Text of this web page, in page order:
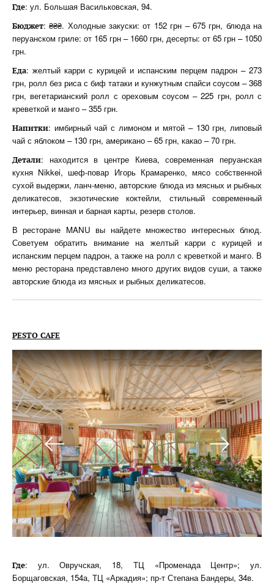
Где: ул. Большая Васильковская, 94.
Бюджет: ₴₴₴. Холодные закуски: от 152 грн – 675 грн, блюда на
перуанском гриле: от 165 грн – 1660 грн, десерты: от 65 грн – 1050
грн.
Еда: желтый карри с курицей и испанским перцем падрон – 273
грн, ролл без риса с биф татаки и кунжутным спайси соусом – 368
грн, вегетарианский ролл с ореховым соусом – 225 грн, ролл с
креветкой и манго – 355 грн.
Напитки: имбирный чай с лимоном и мятой – 130 грн, липовый
чай с яблоком – 130 грн, американо – 65 грн, какао – 70 грн.
Детали: находится в центре Киева, современная перуанская
кухня Nikkei, шеф-повар Игорь Крамаренко, мясо собственной
сухой выдержи, ланч-меню, авторские блюда из мясных и рыбных
деликатесов, экзотические коктейли, стильный современный
интерьер, винная и барная карты, резерв столов.
В ресторане MANU вы найдете множество интересных блюд.
Советуем обратить внимание на желтый карри с курицей и
испанским перцем падрон, а также на ролл с креветкой и манго. В
меню ресторана представлено много других видов суши, а также
авторские блюда из мясных и рыбных деликатесов.
PESTO CAFE
Где: ул. Овручская, 18, ТЦ «Променада Центр»; ул.
Борщаговская, 154а, ТЦ «Аркадия»; пр-т Степана Бандеры, 34в.